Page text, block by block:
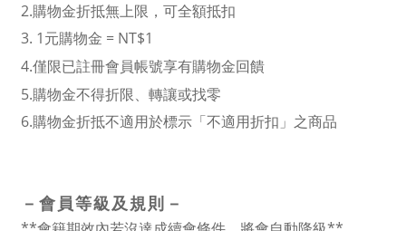
2.購物金折抵無上限，可全額抵扣
3. 1元購物金 = NT$1
4.僅限已註冊會員帳號享有購物金回饋
5.購物金不得折限、轉讓或找零
6.購物金折抵不適用於標示「不適用折扣」之商品
－ 會員等級及規則 －